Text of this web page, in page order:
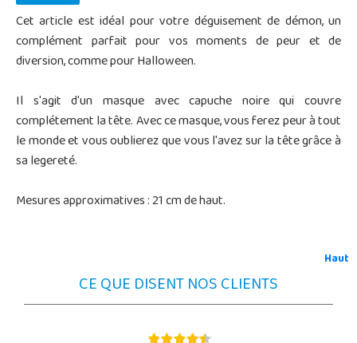
Cet article est idéal pour votre déguisement de démon, un
complément parfait pour vos moments de peur et de
diversion, comme pour Halloween.
Il s'agit d'un masque avec capuche noire qui couvre
complétement la tête. Avec ce masque, vous ferez peur à tout
le monde et vous oublierez que vous l'avez sur la tête grâce à
sa legereté.
Mesures approximatives : 21 cm de haut.
Haut
CE QUE DISENT NOS CLIENTS